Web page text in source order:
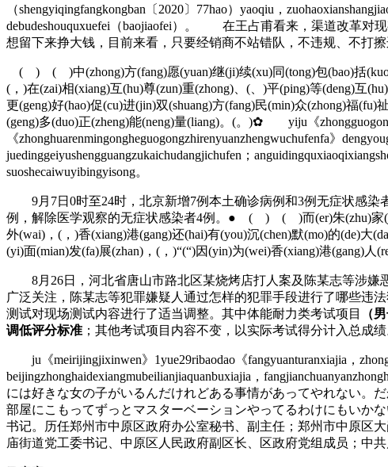
（shengyiqingfangkongban〔2020〕77hao）yaoqiu，
debudeshouquxuefei（baojiaofei）。 在王占甫看来，渠道改革对
想留下来挣大钱，目前来看，只要经销商不站错队，不违规、不打
( ) ( )中(zhong)方(fang)愿(yuan)继(ji)续(xu)同(tong)包(bao)括(kuo)
(，)在(zai)相(xiang)互(hu)尊(zun)重(zhong)、(、)平(ping)等(deng)互
更(geng)好(hao)促(cu)进(jin)双(shuang)方(fang)民(min)众(zhong)福
(geng)多(duo)正(zheng)能(neng)量(liang)。(。)✿ yiju《
《zhonghuarenmingongheguogongzhirenyuanzhengwuchufenfa》
juedinggeiyushengguangzukaichudangjichufen；
suoshecaiwuyibingyisong。
9月7日0时至24时，北京新增7例本土确诊病例和3例无症状感染
例，解除医学观察的无症状感染者4例。● ( ) ( )而(er)朱(zhu)家(jia)
外(wai)，(，)香(xiang)港(gang)还(hai)有(you)沉(chen)默(mo)的(de)大
(yi)面(mian)发(fa)展(zhan)，(，)“(“)因(yin)为(wei)香(xiang)港(gang)人
8月26日，河北省唐山市路北区某烧烤店打人案及陈某志等涉嫌
广泛关注，陈某志等犯罪嫌疑人通过怎样的犯罪手段进行了哪些
测试对现场测试内容进行了适当调整。其中体能耐力类考试项目
（
调低评分标准 ；其他考试项目内容不变，以实际考试得分计入总成
ju《meirijingjixinwen》1yue29ribaodao《fangyuanturanxiajia，
beijingzhonghaidexiangmubeilianjiaquanbuxiajia，
には好きな女の子がいるんだけれどある事情があってやれない。
部屋にこもってずっとマスターベーションやってるわけにもい
书记。历任郑州市中原区政府办公室秘书、副主任；郑州市中原区
庙街道党工委书记、中原区人民政府副区长、区政府党组成员；中